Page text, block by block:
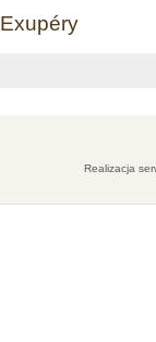
Realizacja